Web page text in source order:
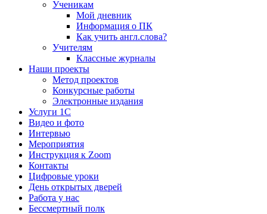
Ученикам
Мой дневник
Информация о ПК
Как учить англ.слова?
Учителям
Классные журналы
Наши проекты
Метод проектов
Конкурсные работы
Электронные издания
Услуги 1C
Видео и фото
Интервью
Мероприятия
Инструкция к Zoom
Контакты
Цифровые уроки
День открытых дверей
Работа у нас
Бессмертный полк